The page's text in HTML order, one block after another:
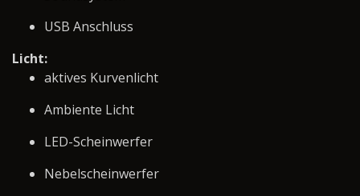
USB Anschluss
Licht:
aktives Kurvenlicht
Ambiente Licht
LED-Scheinwerfer
Nebelscheinwerfer